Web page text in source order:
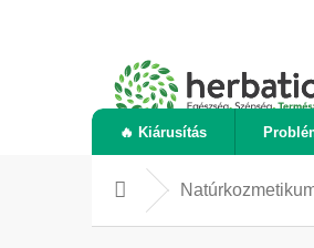
🔥 Kiárusítás
Kezdőlap